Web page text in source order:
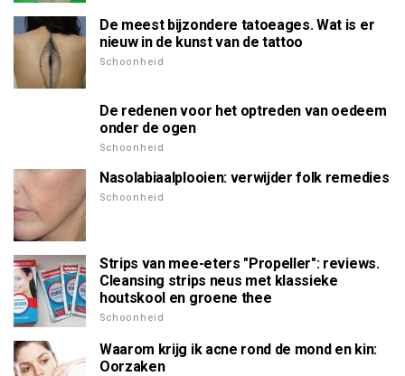
De meest bijzondere tatoeages. Wat is er
nieuw in de kunst van de tattoo
Schoonheid
De redenen voor het optreden van oedeem
onder de ogen
Schoonheid
Nasolabiaalplooien: verwijder folk remedies
Schoonheid
Strips van mee-eters "Propeller": reviews.
Cleansing strips neus met klassieke
houtskool en groene thee
Schoonheid
Waarom krijg ik acne rond de mond en kin:
Oorzaken